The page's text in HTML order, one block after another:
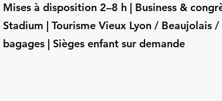
Mises à disposition 2–8 h | Business &
Stadium | Tourisme Vieux Lyon / Beaujolais
bagages | Sièges enfant sur demande